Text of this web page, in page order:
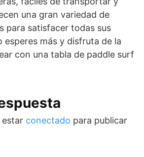
una gran variedad de
para satisfacer todas sus
esperes más y disfruta de la
con una tabla de paddle surf
estar conectado para publicar